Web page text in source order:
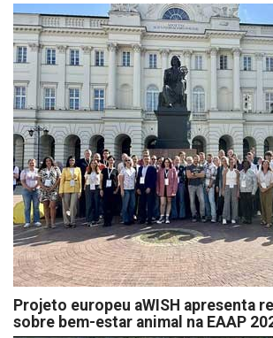
Projeto europeu aWISH apresenta
sobre bem-estar animal na EAAP